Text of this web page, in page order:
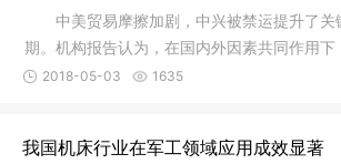
中美贸易摩擦加剧，中兴被禁运提升了关
期。机构报告认为，在国内外因素共同作用下
轮进口替代，预计技术密集型行业将成为进
元，国产替代空间巨大。可关注华中数控、沈
2018-05-03 1635
我国机床行业在军工领域应用成效显著